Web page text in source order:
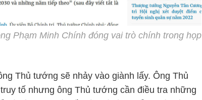
Phạm Minh Chính đóng vai trò chính trong họp
Thủ tướng sẽ nhảy vào giành lấy. Ông Thủ
tố nhưng ông Thủ tướng cần điều tra những